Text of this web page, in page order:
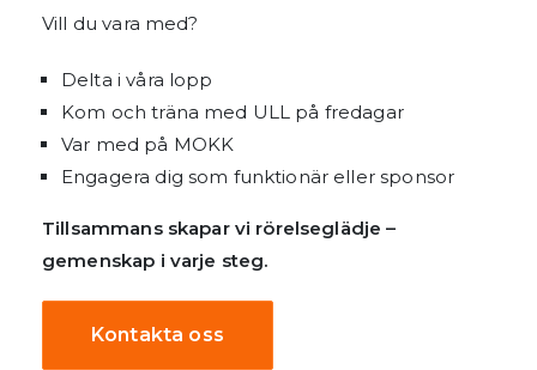
Vill du vara med?
Delta i våra lopp
Kom och träna med ULL på fredagar
Var med på MOKK
Engagera dig som funktionär eller sponsor
Tillsammans skapar vi rörelseglädje –
gemenskap i varje steg.
Kontakta oss